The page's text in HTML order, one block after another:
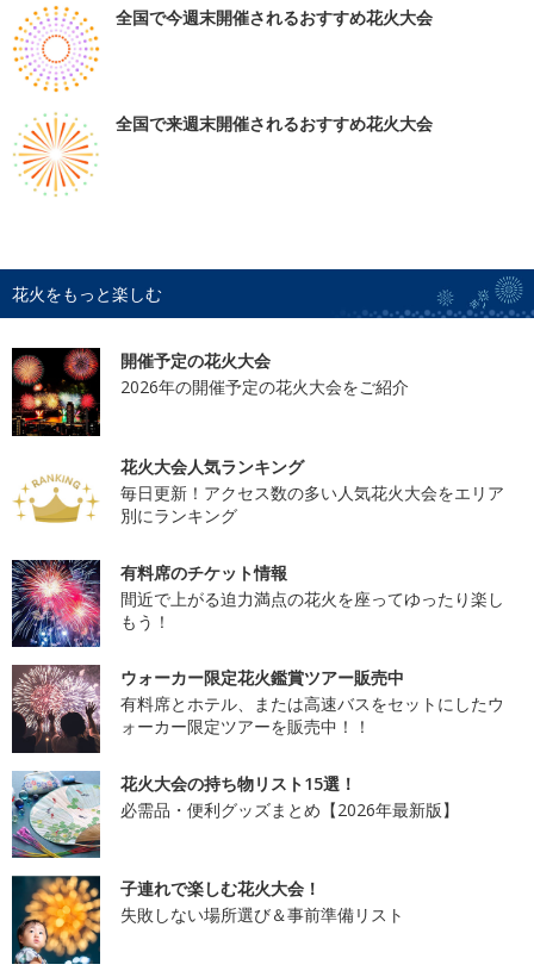
全国で今週末開催されるおすすめ花火大会
全国で来週末開催されるおすすめ花火大会
花火をもっと楽しむ
開催予定の花火大会
2026年の開催予定の花火大会をご紹介
花火大会人気ランキング
毎日更新！アクセス数の多い人気花火大会をエリア
別にランキング
有料席のチケット情報
間近で上がる迫力満点の花火を座ってゆったり楽し
もう！
ウォーカー限定花火鑑賞ツアー販売中
有料席とホテル、または高速バスをセットにしたウ
ォーカー限定ツアーを販売中！！
花火大会の持ち物リスト15選！
必需品・便利グッズまとめ【2026年最新版】
子連れで楽しむ花火大会！
失敗しない場所選び＆事前準備リスト